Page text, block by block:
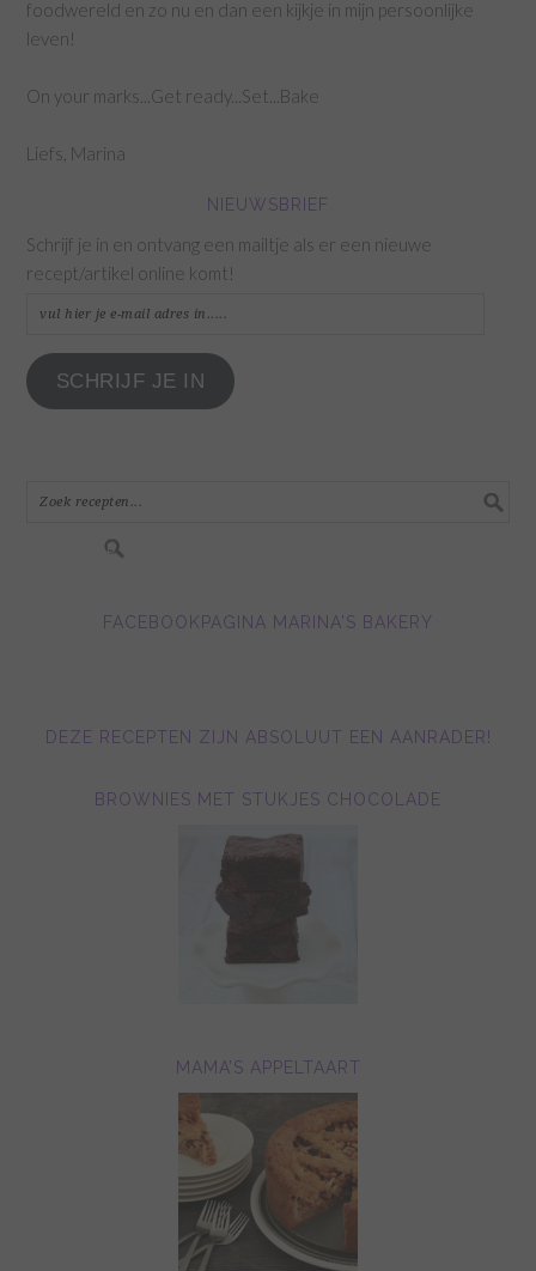
foodwereld en zo nu en dan een kijkje in mijn persoonlijke
leven!
On your marks...Get ready...Set...Bake
Liefs, Marina
NIEUWSBRIEF
Schrijf je in en ontvang een mailtje als er een nieuwe
recept/artikel online komt!
vul
je
e-
SCHRIJF JE IN
FACEBOOKPAGINA MARINA'S BAKERY
DEZE RECEPTEN ZIJN ABSOLUUT EEN AANRADER!
BROWNIES MET STUKJES CHOCOLADE
MAMA’S APPELTAART